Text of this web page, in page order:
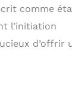
comme
l’initiation
d’offrir